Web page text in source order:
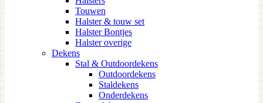
Touwen
Halster & touw set
Halster Bontjes
Halster overige
Dekens
Stal & Outdoordekens
Outdoordekens
Staldekens
Onderdekens